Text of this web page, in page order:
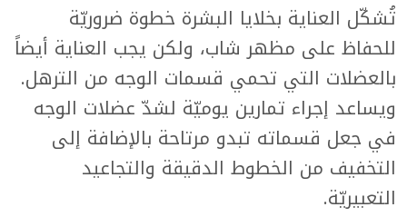
تُشكّل العناية بخلايا البشرة خطوة ضروريّة
للحفاظ على مظهر شاب، ولكن يجب العناية أيضاً
بالعضلات التي تحمي قسمات الوجه من الترهل.
ويساعد إجراء تمارين يوميّة لشدّ عضلات الوجه
في جعل قسماته تبدو مرتاحة بالإضافة إلى
التخفيف من الخطوط الدقيقة والتجاعيد
التعبيريّة.